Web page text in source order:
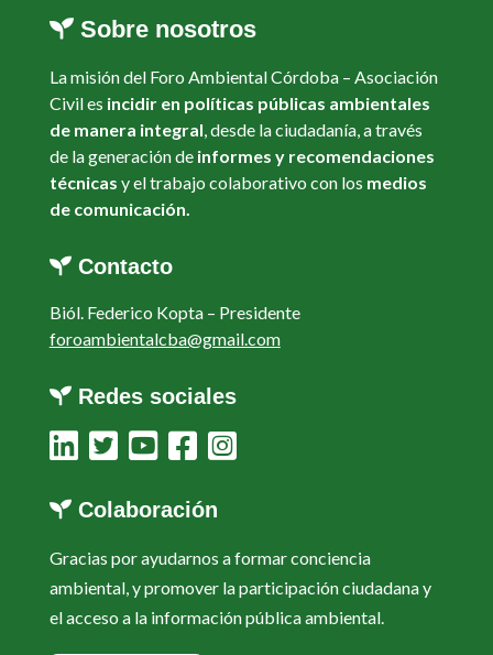
Sobre nosotros
La misión del Foro Ambiental Córdoba – Asociación
Civil es incidir en políticas públicas ambientales
de manera integral, desde la ciudadanía, a través
de la generación de informes y recomendaciones
técnicas y el trabajo colaborativo con los medios
de comunicación.
Contacto
Biól. Federico Kopta – Presidente
foroambientalcba@gmail.com
Redes sociales
Colaboración
Gracias por ayudarnos a formar conciencia
ambiental, y promover la participación ciudadana y
el acceso a la información pública ambiental.